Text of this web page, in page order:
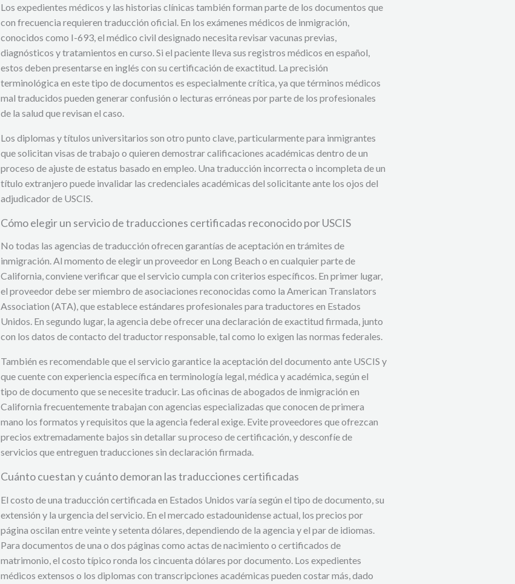
Los expedientes médicos y las historias clínicas también forman parte de los documentos que
con frecuencia requieren traducción oficial. En los exámenes médicos de inmigración,
conocidos como I-693, el médico civil designado necesita revisar vacunas previas,
diagnósticos y tratamientos en curso. Si el paciente lleva sus registros médicos en español,
estos deben presentarse en inglés con su certificación de exactitud. La precisión
terminológica en este tipo de documentos es especialmente crítica, ya que términos médicos
mal traducidos pueden generar confusión o lecturas erróneas por parte de los profesionales
de la salud que revisan el caso.
Los diplomas y títulos universitarios son otro punto clave, particularmente para inmigrantes
que solicitan visas de trabajo o quieren demostrar calificaciones académicas dentro de un
proceso de ajuste de estatus basado en empleo. Una traducción incorrecta o incompleta de un
título extranjero puede invalidar las credenciales académicas del solicitante ante los ojos del
adjudicador de USCIS.
Cómo elegir un servicio de traducciones certificadas reconocido por USCIS
No todas las agencias de traducción ofrecen garantías de aceptación en trámites de
inmigración. Al momento de elegir un proveedor en Long Beach o en cualquier parte de
California, conviene verificar que el servicio cumpla con criterios específicos. En primer lugar,
el proveedor debe ser miembro de asociaciones reconocidas como la American Translators
Association (ATA), que establece estándares profesionales para traductores en Estados
Unidos. En segundo lugar, la agencia debe ofrecer una declaración de exactitud firmada, junto
con los datos de contacto del traductor responsable, tal como lo exigen las normas federales.
También es recomendable que el servicio garantice la aceptación del documento ante USCIS y
que cuente con experiencia específica en terminología legal, médica y académica, según el
tipo de documento que se necesite traducir. Las oficinas de abogados de inmigración en
California frecuentemente trabajan con agencias especializadas que conocen de primera
mano los formatos y requisitos que la agencia federal exige. Evite proveedores que ofrezcan
precios extremadamente bajos sin detallar su proceso de certificación, y desconfíe de
servicios que entreguen traducciones sin declaración firmada.
Cuánto cuestan y cuánto demoran las traducciones certificadas
El costo de una traducción certificada en Estados Unidos varía según el tipo de documento, su
extensión y la urgencia del servicio. En el mercado estadounidense actual, los precios por
página oscilan entre veinte y setenta dólares, dependiendo de la agencia y el par de idiomas.
Para documentos de una o dos páginas como actas de nacimiento o certificados de
matrimonio, el costo típico ronda los cincuenta dólares por documento. Los expedientes
médicos extensos o los diplomas con transcripciones académicas pueden costar más, dado